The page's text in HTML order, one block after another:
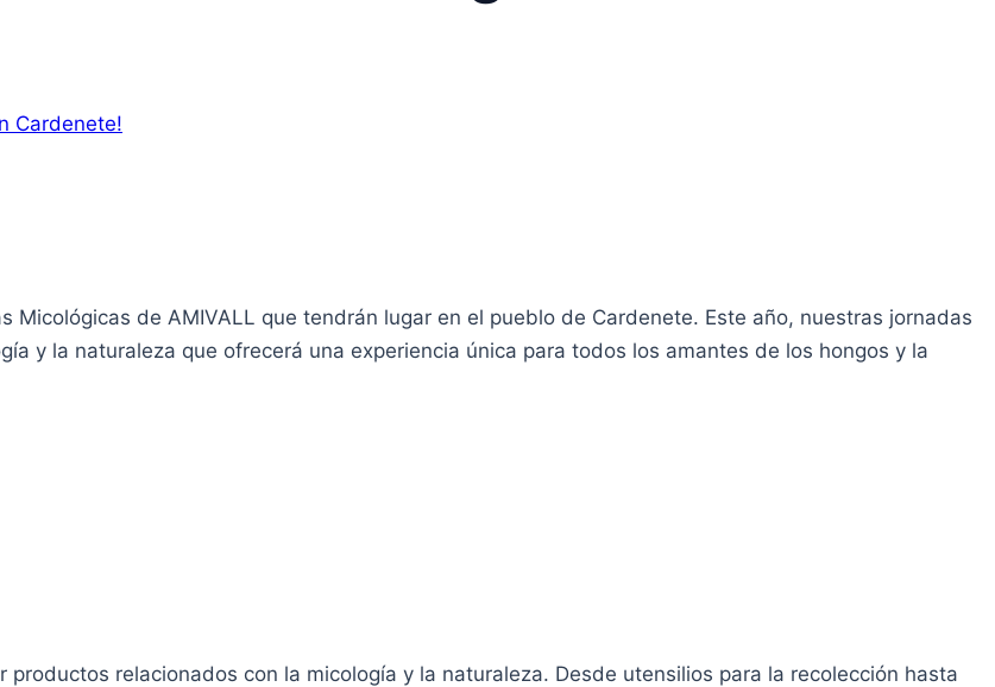
Micológicas de AMIVALL que tendrán lugar en el pueblo de Cardenete. Este año, nuestras jornadas
y la naturaleza que ofrecerá una experiencia única para todos los amantes de los hongos y la
relacionados con la micología y la naturaleza. Desde utensilios para la recolección hasta